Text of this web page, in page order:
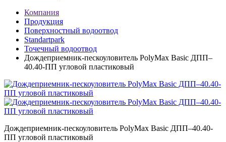
Компания
Продукция
Поверхностный водоотвод
Standartpark
Точечный водоотвод
Дождеприемник-пескоуловитель PolyMax Basic ДПП–
40.40-ПП угловой пластиковый
Дождеприемник-пескоуловитель PolyMax Basic ДПП–40.40-
ПП угловой пластиковый